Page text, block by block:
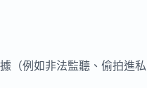
（例如非法監聽、偷拍進